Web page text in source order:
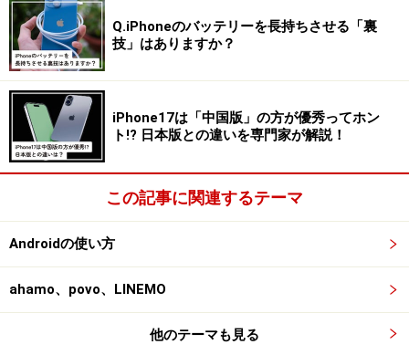
います。
またこちらも当初対応していなかったのですが、「ギガ
ホ」「ギガライト」など他の料金プランの割引に影響す
る「ファミリー割引」のグループ人数にもカウントされ
るようになっています。ahamoユーザー自体の割引がな
される訳ではありませんが、ahamoに移行しても他のプ
ランを契約している家族の割引に影響しないのは、既存
プランから移行する上での安心感が高でしょう。
【参考記事】ahamo（アハモ）のメリットとデメリット
を整理！ ドコモ格安プランの注意点は？
Q.iPhoneのバッテリーを長持ちさせる「裏
技」はありますか？
iPhone17は「中国版」の方が優秀ってホン
ト!? 日本版との違いを専門家が解説！
この記事に関連するテーマ
Androidの使い方
ahamo、povo、LINEMO
他のテーマも見る